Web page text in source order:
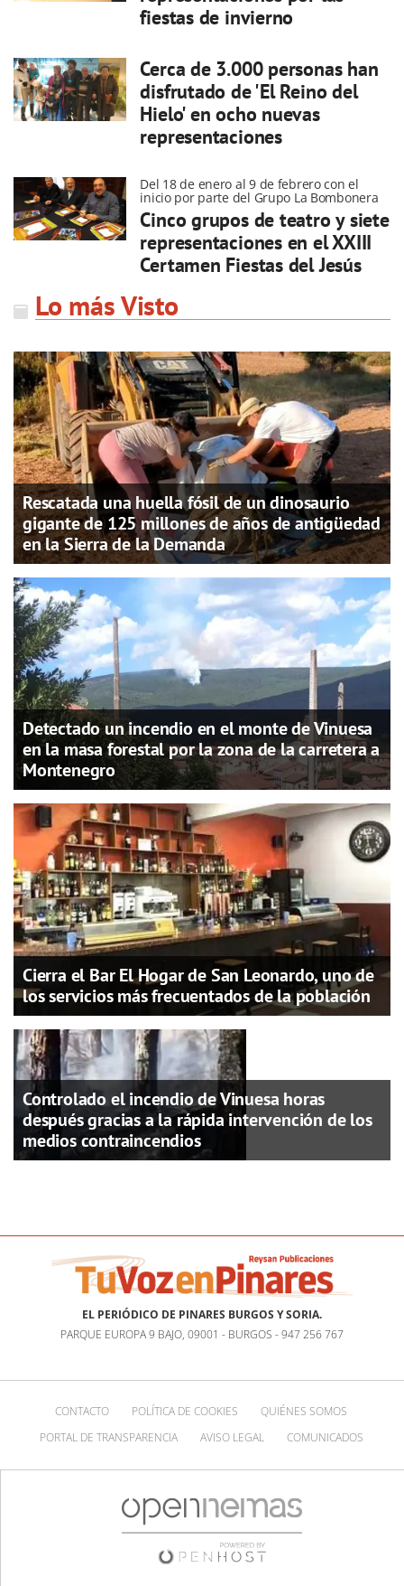
fiestas de invierno
Cerca de 3.000 personas han
disfrutado de 'El Reino del
Hielo' en ocho nuevas
representaciones
Del 18 de enero al 9 de febrero con el
inicio por parte del Grupo La Bombonera
Cinco grupos de teatro y siete
representaciones en el XXIII
Certamen Fiestas del Jesús
Lo más Visto
Rescatada una huella fósil de un dinosaurio
gigante de 125 millones de años de antigüedad
en la Sierra de la Demanda
Detectado un incendio en el monte de Vinuesa
en la masa forestal por la zona de la carretera a
Montenegro
Cierra el Bar El Hogar de San Leonardo, uno de
los servicios más frecuentados de la población
Controlado el incendio de Vinuesa horas
después gracias a la rápida intervención de los
medios contraincendios
EL PERIÓDICO DE PINARES BURGOS Y SORIA.
PARQUE EUROPA 9 BAJO, 09001 - BURGOS - 947 256 767
CONTACTO POLÍTICA DE COOKIES
QUIÉNES SOMOS
PORTAL DE TRANSPARENCIA
AVISO LEGAL COMUNICADOS